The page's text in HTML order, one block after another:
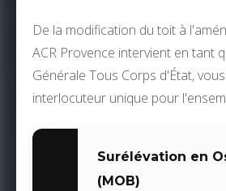
De la modification du toit à
ACR Provence intervient en tant
Générale Tous Corps d'État,
interlocuteur unique pour
Surélévation en
(MOB)